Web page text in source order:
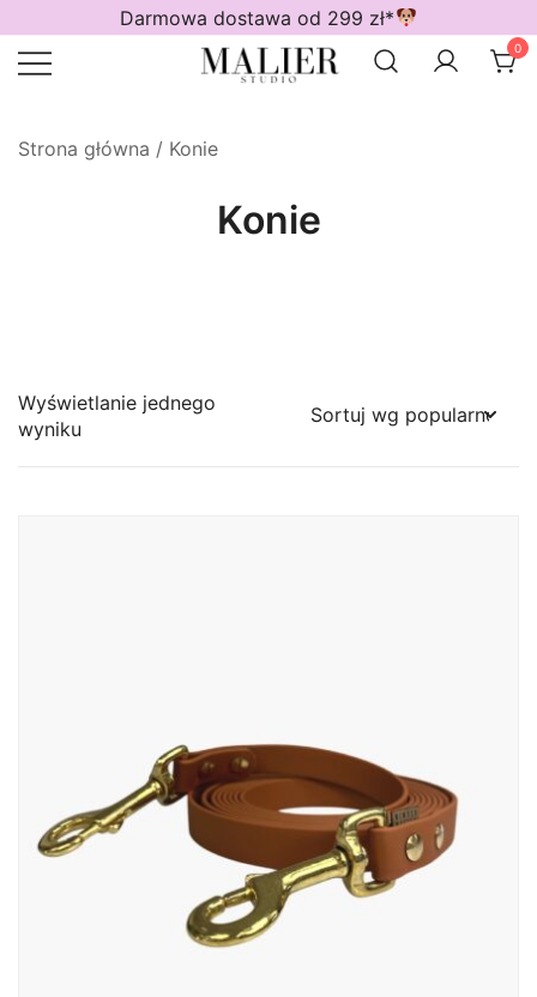
do
treści
Darmowa dostawa od 299 zł*
0
Strona główna / Konie
Konie
Wyświetlanie jednego
wyniku